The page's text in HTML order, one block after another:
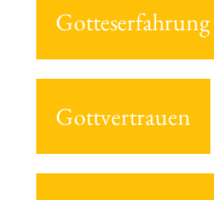
Gotteserfahrung
Gottvertrauen